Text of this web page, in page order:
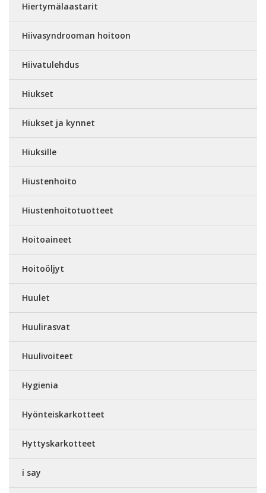
Hiertymälaastarit
Hiivasyndrooman hoitoon
Hiivatulehdus
Hiukset
Hiukset ja kynnet
Hiuksille
Hiustenhoito
Hiustenhoitotuotteet
Hoitoaineet
Hoitoöljyt
Huulet
Huulirasvat
Huulivoiteet
Hygienia
Hyönteiskarkotteet
Hyttyskarkotteet
i say